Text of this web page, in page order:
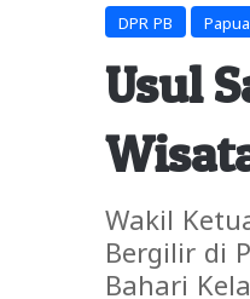
DPR PB
Usul
Wakil
Bergilir di
Bahari